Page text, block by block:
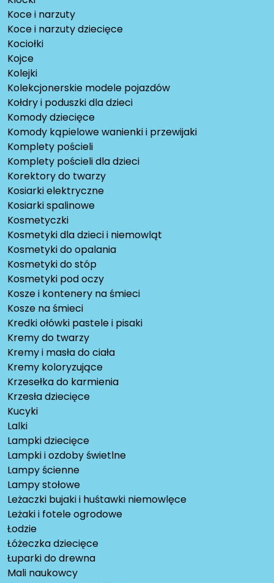
Koce i narzuty
Koce i narzuty dziecięce
Kociołki
Kojce
Kolejki
Kolekcjonerskie modele pojazdów
Kołdry i poduszki dla dzieci
Komody dziecięce
Komody kąpielowe wanienki i przewijaki
Komplety pościeli
Komplety pościeli dla dzieci
Korektory do twarzy
Kosiarki elektryczne
Kosiarki spalinowe
Kosmetyczki
Kosmetyki dla dzieci i niemowląt
Kosmetyki do opalania
Kosmetyki do stóp
Kosmetyki pod oczy
Kosze i kontenery na śmieci
Kosze na śmieci
Kredki ołówki pastele i pisaki
Kremy do twarzy
Kremy i masła do ciała
Kremy koloryzujące
Krzesełka do karmienia
Krzesła dziecięce
Kucyki
Lalki
Lampki dziecięce
Lampki i ozdoby świetlne
Lampy ścienne
Lampy stołowe
Leżaczki bujaki i huśtawki niemowlęce
Leżaki i fotele ogrodowe
Łodzie
Łóżeczka dziecięce
Łuparki do drewna
Mali naukowcy